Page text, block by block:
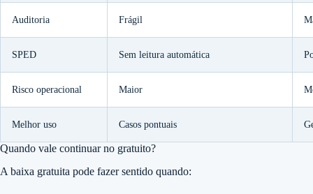
Auditoria Frágil
SPED Sem leitura automática
Risco operacional Maior
Melhor uso Casos pontuais
Quando vale continuar no gratuito?
A baixa gratuita pode fazer sentido quando: